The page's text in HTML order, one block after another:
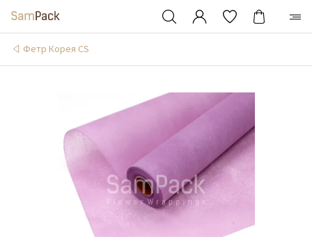
Фетр Корея CS